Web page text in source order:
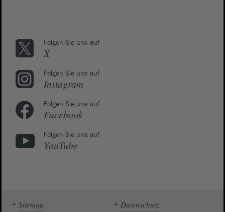
Folgen Sie uns auf
X
Folgen Sie uns auf
Instagram
Folgen Sie uns auf
Facebook
Folgen Sie uns auf
YouTube
Sitemap Datenschutz